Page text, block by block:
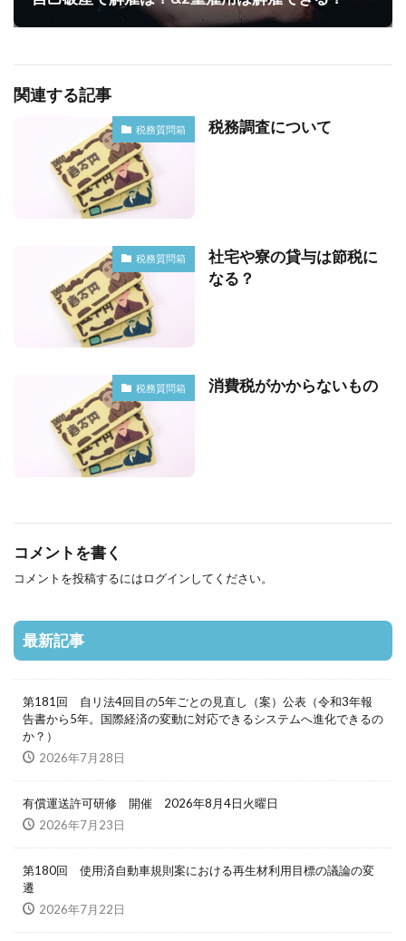
関連する記事
税務質問箱 税務調査について
税務質問箱
社宅や寮の貸与は節税に
なる？
税務質問箱 消費税がかからないもの
コメントを書く
コメントを投稿するにはログインしてください。
最新記事
第181回 自リ法4回目の5年ごとの見直し（案）公表（令和3年報
告書から5年。国際経済の変動に対応できるシステムへ進化できるの
か？）
2026年7月28日
有償運送許可研修 開催 2026年8月4日火曜日
2026年7月23日
第180回 使用済自動車規則案における再生材利用目標の議論の変
遷
2026年7月22日